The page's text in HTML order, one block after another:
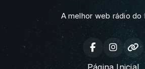
A melhor web rádio do